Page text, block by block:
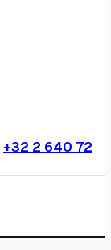
+32 2 640 72